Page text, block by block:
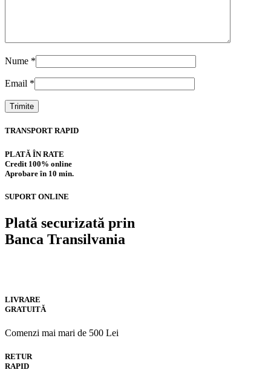
Nume *
Email *
TRANSPORT RAPID
PLATĂ ÎN RATE
Credit 100% online
Aprobare în 10 min.
SUPORT ONLINE
Plată securizată prin
Banca Transilvania
LIVRARE
GRATUITĂ
Comenzi mai mari de 500 Lei
RETUR
RAPID